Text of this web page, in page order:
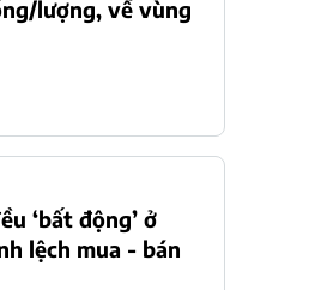
lượng, về vùng
‘bất động’ ở
lệch mua - bán